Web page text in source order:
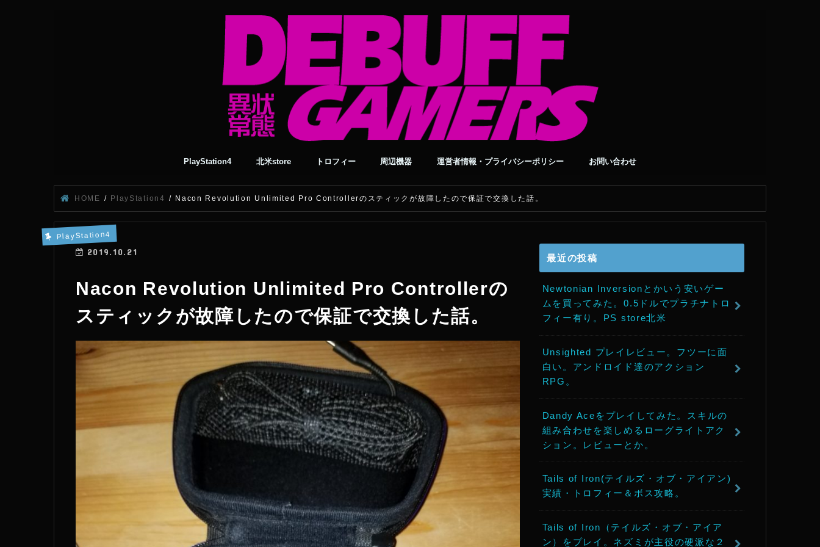
PlayStation4 北米store トロフィー 周辺機器 運営者情報・プライバシーポリシー お問い合わせ
HOME PlayStation4 Nacon Revolution Unlimited Pro Controllerのスティックが故障したので保証で交換した話。
PlayStation4
2019.10.21
Nacon Revolution Unlimited Pro Controllerの
スティックが故障したので保証で交換した話。
最近の投稿
Newtonian Inversionとかいう安いゲー
ムを買ってみた。0.5ドルでプラチナトロ
フィー有り。PS store北米
Unsighted プレイレビュー。フツーに面
白い。アンドロイド達のアクション
RPG。
Dandy Aceをプレイしてみた。スキルの
組み合わせを楽しめるローグライトアク
ション。レビューとか。
Tails of Iron(テイルズ・オブ・アイアン)
実績・トロフィー＆ボス攻略。
Tails of Iron（テイルズ・オブ・アイア
ン）をプレイ。ネズミが主役の硬派な２